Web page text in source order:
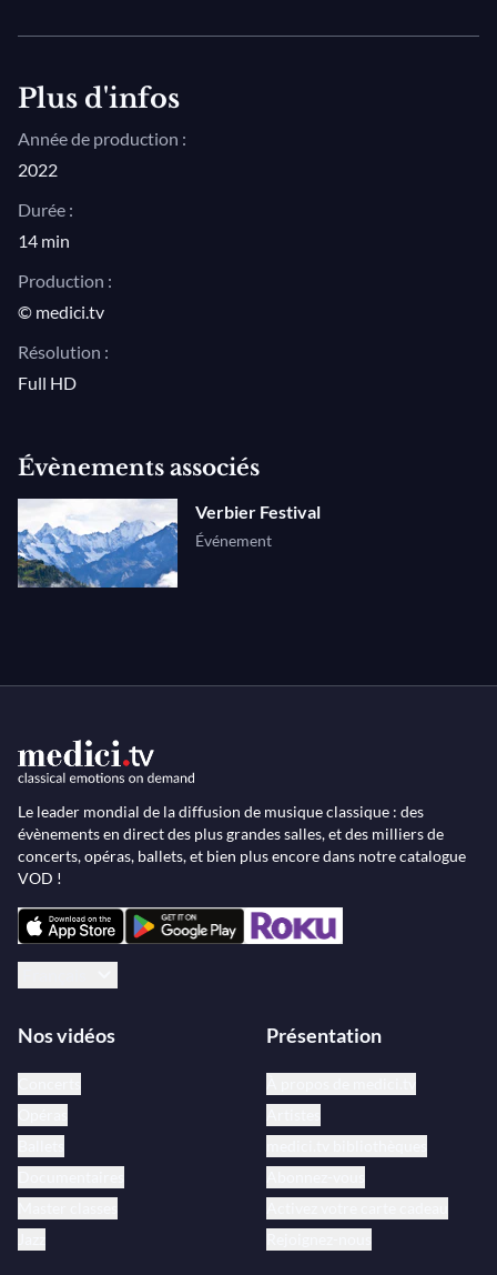
Plus d'infos
Année de production :
2022
Durée :
14 min
Production :
© medici.tv
Résolution :
Full HD
Évènements associés
Verbier Festival
Événement
Le leader mondial de la diffusion de musique classique : des
évènements en direct des plus grandes salles, et des milliers de
concerts, opéras, ballets, et bien plus encore dans notre catalogue
VOD !
Nos vidéos Présentation